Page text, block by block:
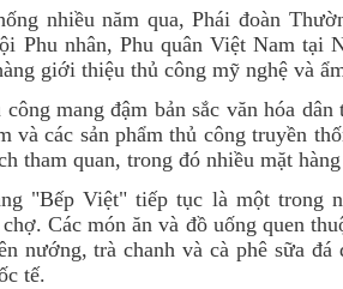
nhiều năm qua, Phái đoàn
Phu nhân, Phu quân Việt Nam tại
giới thiệu thủ công mỹ nghệ và
công mang đậm bản sắc văn hóa
và các sản phẩm thủ công truyền
tham quan, trong đó nhiều mặt
"Bếp Việt" tiếp tục là một trong
Các món ăn và đồ uống quen
nướng, trà chanh và cà phê sữa đá
tế.